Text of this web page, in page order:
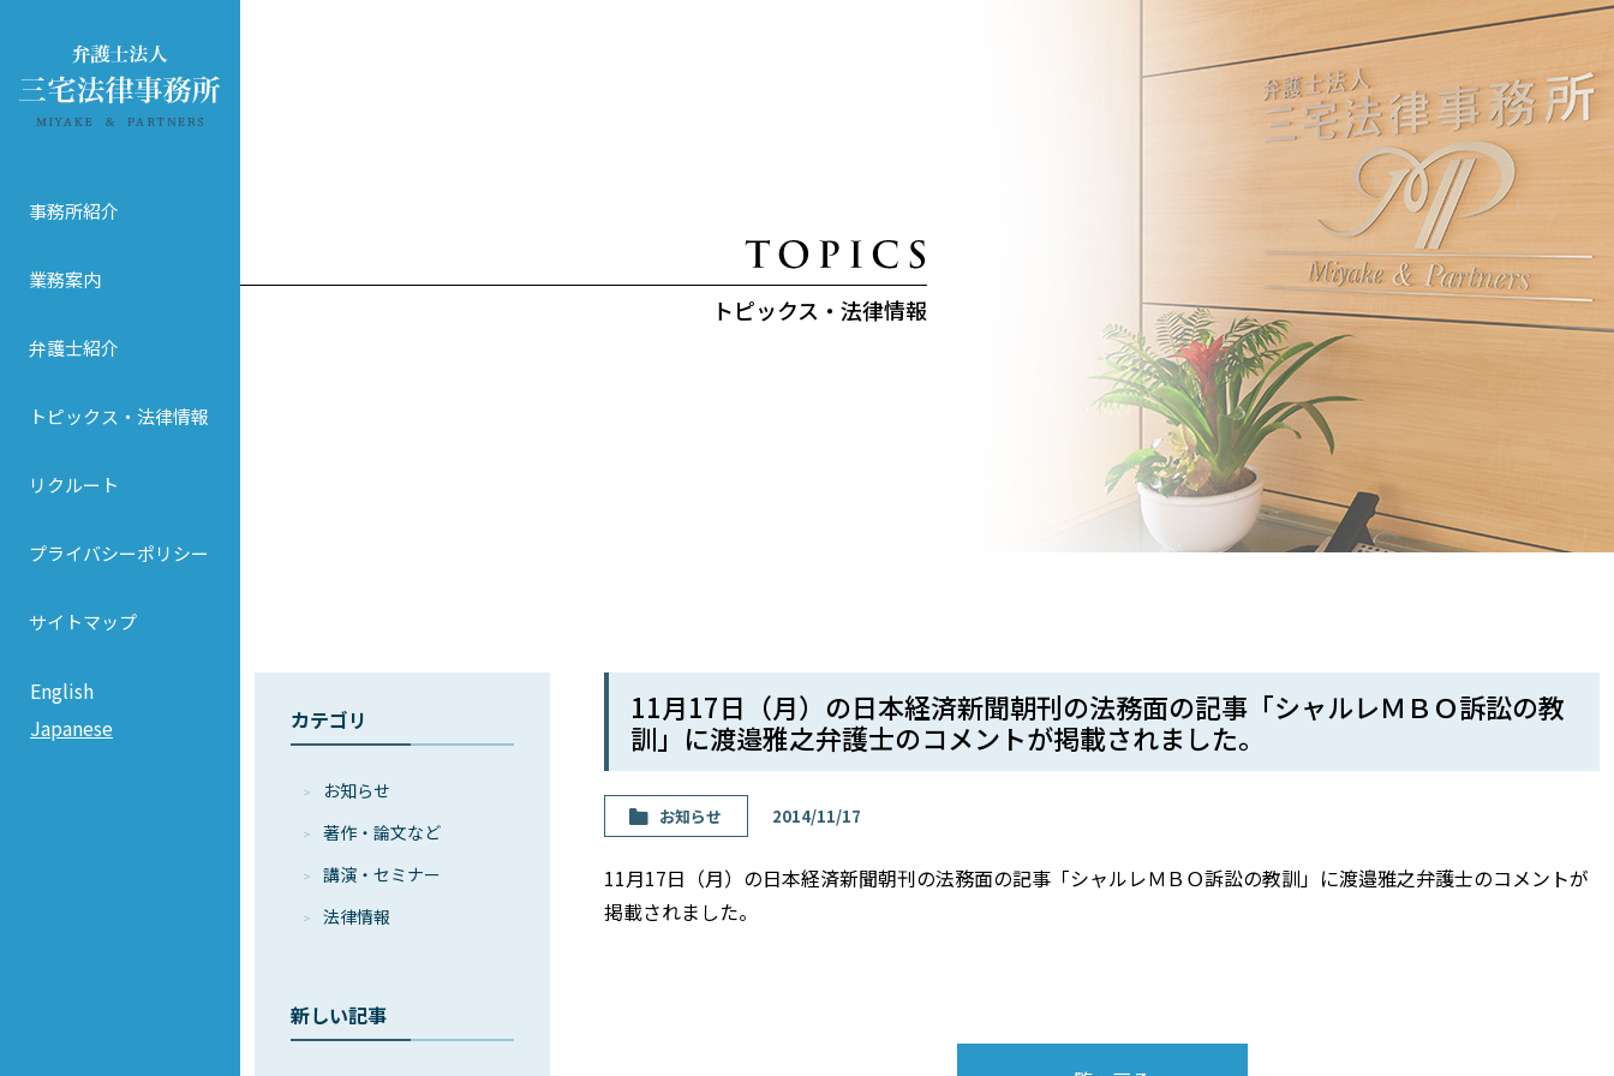
事務所紹介
業務案内
弁護士紹介
トピックス・法律情報
リクルート
プライバシーポリシー
サイトマップ
English
Japanese
トピックス・法律情報
カテゴリ
お知らせ
著作・論⽂など
講演・セミナー
法律情報
新しい記事
11月17日（月）の日本経済新聞朝刊の法務面の記事「シャルレＭＢＯ訴訟の教
訓」に渡邉雅之弁護士のコメントが掲載されました。
お知らせ 2014/11/17
11月17日（月）の日本経済新聞朝刊の法務面の記事「シャルレＭＢＯ訴訟の教訓」に渡邉雅之弁護士のコメントが
掲載されました。